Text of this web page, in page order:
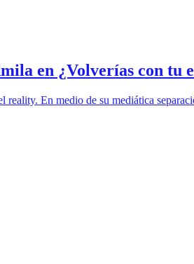
en ¿Volverías con tu
reality. En medio de su mediática